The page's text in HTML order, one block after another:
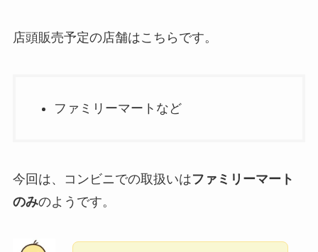
店頭販売予定の店舗はこちらです。
ファミリーマートなど
今回は、コンビニでの取扱いはファミリーマート
のみのようです。